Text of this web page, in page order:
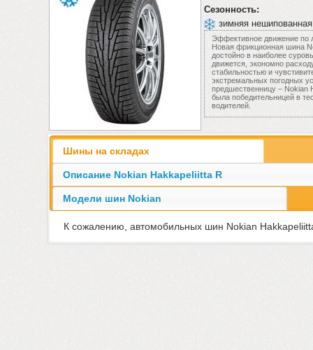
Сезонность:
зимняя нешипованная
Эффективное движение
Новая фрикционная шина
достойно в наиболее
движется, экономно
стабильностью и
экстремальных погодных
предшественницу – Nokian
была победительницей в
водителей.
Шины на складах
Описание Nokian Hakkapeliitta R
Модели шин Nokian
К сожалению, автомобильных шин Nokian